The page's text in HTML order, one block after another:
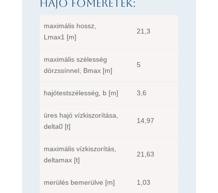
Hajó főméretek:
maximális hossz,
Lmax1 [m]
21,3
maximális szélesség
dörzssínnel, Bmax [m]
5
hajótestszélesség, b [m] 3,6
üres hajó vízkiszorítása,
delta0 [t]
14,97
maximális vízkiszorítás,
deltamax [t]
21,63
merülés bemerülve [m] 1,03